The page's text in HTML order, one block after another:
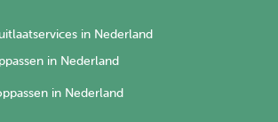
in Nederland
in Nederland
in Nederland